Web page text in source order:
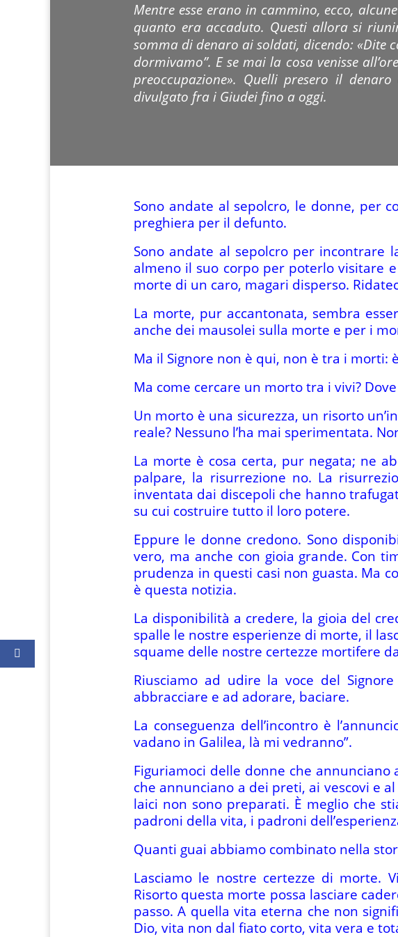
Mentre esse erano in cammino, ecco,
quanto era accaduto. Questi allora si
somma di denaro ai soldati, dicendo: «Dite
dormivamo”. E se mai la cosa venisse
preoccupazione». Quelli presero il
divulgato fra i Giudei fino a oggi.
Sono andate al sepolcro, le donne, per
preghiera per il defunto.
Sono andate al sepolcro per incontrare
almeno il suo corpo per poterlo visitare
morte di un caro, magari disperso.
La morte, pur accantonata, sembra
anche dei mausolei sulla morte e per i
Ma il Signore non è qui, non è tra i morti:
Ma come cercare un morto tra i vivi?
Un morto è una sicurezza, un risorto
reale? Nessuno l’ha mai sperimentata.
La morte è cosa certa, pur negata; ne
palpare, la risurrezione no. La
inventata dai discepoli che hanno
su cui costruire tutto il loro potere.
Eppure le donne credono. Sono
vero, ma anche con gioia grande. Con
prudenza in questi casi non guasta. Ma
è questa notizia.
La disponibilità a credere, la gioia del
spalle le nostre esperienze di morte, il
squame delle nostre certezze mortifere
Riusciamo ad udire la voce del
abbracciare e ad adorare, baciare.
La conseguenza dell’incontro è
vadano in Galilea, là mi vedranno”.
Figuriamoci delle donne che
che annunciano a dei preti, ai vescovi e
laici non sono preparati. È meglio che
padroni della vita, i padroni
Quanti guai abbiamo combinato nella
Lasciamo le nostre certezze di morte.
Risorto questa morte possa lasciare
passo. A quella vita eterna che non
Dio, vita non dal fiato corto, vita vera e